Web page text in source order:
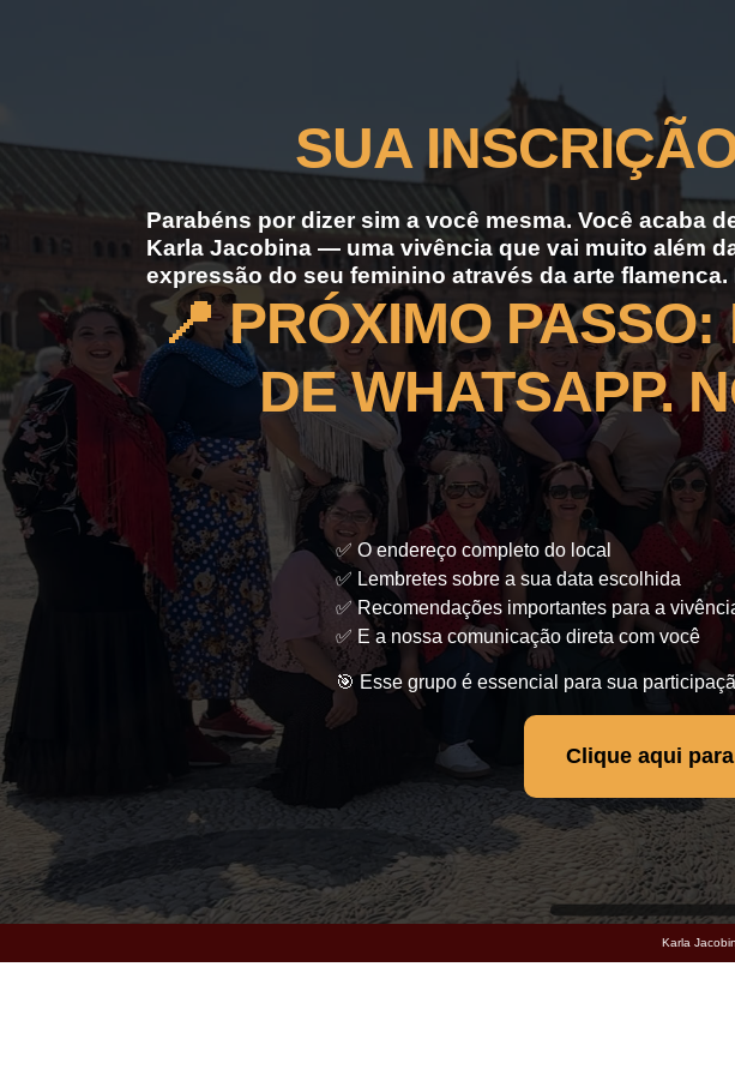
SUA
Parabéns por dizer sim a você mesma. Você acaba
Karla Jacobina — uma vivência que vai muito além
expressão do seu feminino através da arte
📍 PRÓXIMO
DE WHATSAPP.
✅ O endereço completo do local
✅ Lembretes sobre a sua data escolhida
✅ Recomendações importantes para a
✅ E a nossa comunicação direta com você
🎯 Esse grupo é essencial para sua
Clique aqui
Karla